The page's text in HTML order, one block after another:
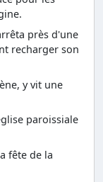
près d'une
recharger son
y vit une
paroissiale
fête de la